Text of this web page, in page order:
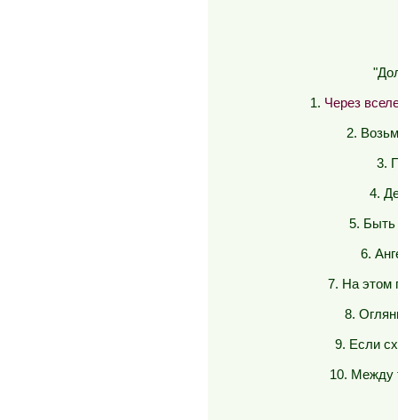
1. Через
2.
3.
4.
5.
6.
7. На этом
8.
9. Если
10. Между